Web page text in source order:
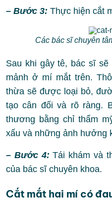
– Bước 3: Thực hiện cắt
Các bác sĩ chuyên
Sau khi gây tê, bác sĩ
mảnh ở mí mắt trên.
thừa sẽ được loại bỏ,
tạo cân đối và rõ ràng.
thương bằng chỉ thẩm
xấu và những ảnh hưởng
– Bước 4: Tái khám và
của bác sĩ chuyên khoa.
Cắt mắt hai mí có